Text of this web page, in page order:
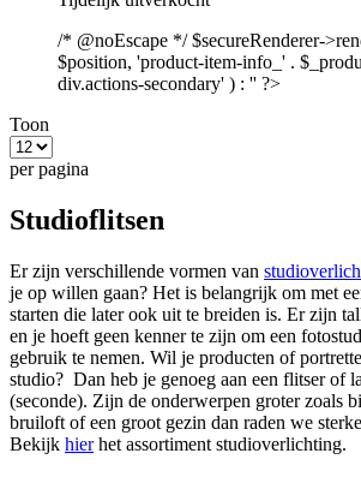
/* @noEscape */ $secureRenderer-
$position, 'product-item-info_' .
div.actions-secondary' ) : '' ?>
Toon
per pagina
Studioflitsen
Er zijn verschillende vormen van
je op willen gaan? Het is belangrijk om met
starten die later ook uit te breiden is. Er zijn
en je hoeft geen kenner te zijn om een
gebruik te nemen. Wil je producten of
studio? Dan heb je genoeg aan een flitser of
(seconde). Zijn de onderwerpen groter zoals
bruiloft of een groot gezin dan raden we
Bekijk hierhet assortiment studioverlichting.